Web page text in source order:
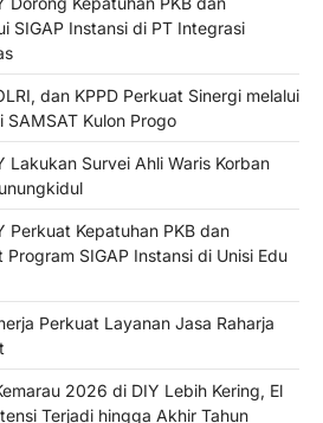
SIGAP Instansi di PT Integrasi
dan KPPD Perkuat Sinergi melalui
SAMSAT Kulon Progo
Lakukan Survei Ahli Waris Korban
Perkuat Kepatuhan PKB dan
Program SIGAP Instansi di Unisi Edu
Perkuat Layanan Jasa Raharja
2026 di DIY Lebih Kering, El
Terjadi hingga Akhir Tahun